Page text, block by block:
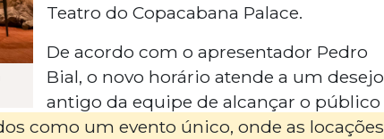
Teatro do Copacabana Palace.
De acordo com o apresentador Pedro
Bial, o novo horário atende a um desejo
antigo da equipe de alcançar o público
como um evento único, onde as locações